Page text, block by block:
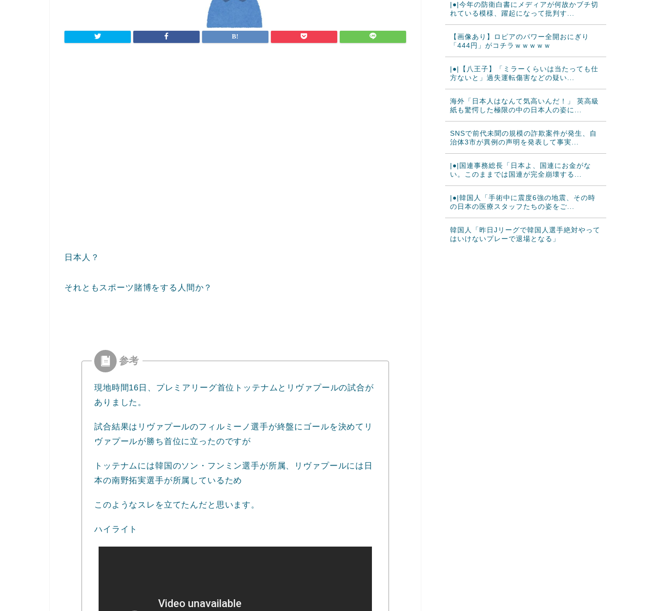
日本人？
それともスポーツ賭博をする人間か？
現地時間16日、プレミアリーグ首位トッテナムとリヴァプールの試合が
ありました。
試合結果はリヴァプールのフィルミーノ選手が終盤にゴールを決めてリ
ヴァプールが勝ち首位に立ったのですが
トッテナムには韓国のソン・フンミン選手が所属、リヴァプールには日
本の南野拓実選手が所属しているため
このようなスレを立てたんだと思います。
ハイライト
|●|今年の防衛白書にメディアが何故かブチ切
れている模様、躍起になって批判す...
【画像あり】ロピアのパワー全開おにぎり
「444円」がコチラｗｗｗｗｗ
|●|【八王子】「ミラーくらいは当たっても仕
方ないと」過失運転傷害などの疑い...
海外「日本人はなんて気高いんだ！」 英高級
紙も驚愕した極限の中の日本人の姿に...
SNSで前代未聞の規模の詐欺案件が発生、自
治体3市が異例の声明を発表して事実...
|●|国連事務総長「日本よ、国連にお金がな
い。このままでは国連が完全崩壊する...
|●|韓国人「手術中に震度6強の地震、その時
の日本の医療スタッフたちの姿をご...
韓国人「昨日Jリーグで韓国人選手絶対やって
はいけないプレーで退場となる」